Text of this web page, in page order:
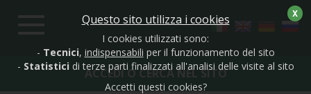
Toggle
navigation
ACCEDI O CERCA NEL SITO
X
Questo sito utilizza i cookies
I cookies utilizzati sono:
- Tecnici, indispensabili per il funzionamento del sito
- Statistici di terze parti finalizzati all'analisi delle visite al sito
Accetti questi cookies?